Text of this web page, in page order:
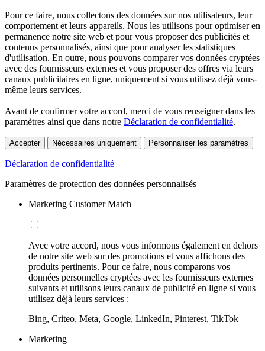
Pour ce faire, nous collectons des données sur nos utilisateurs, leur
comportement et leurs appareils. Nous les utilisons pour optimiser en
permanence notre site web et pour vous proposer des publicités et
contenus personnalisés, ainsi que pour analyser les statistiques
d'utilisation. En outre, nous pouvons comparer vos données cryptées
avec des fournisseurs externes et vous proposer des offres via leurs
canaux publicitaires en ligne, uniquement si vous utilisez déjà vous-
même leurs services.
Avant de confirmer votre accord, merci de vous renseigner dans les
paramètres ainsi que dans notre Déclaration de confidentialité.
Accepter Nécessaires uniquement Personnaliser les paramètres
Déclaration de confidentialité
Paramètres de protection des données personnalisés
Marketing Customer Match
Avec votre accord, nous vous informons également en dehors
de notre site web sur des promotions et vous affichons des
produits pertinents. Pour ce faire, nous comparons vos
données personnelles cryptées avec les fournisseurs externes
suivants et utilisons leurs canaux de publicité en ligne si vous
utilisez déjà leurs services :
Bing, Criteo, Meta, Google, LinkedIn, Pinterest, TikTok
Marketing